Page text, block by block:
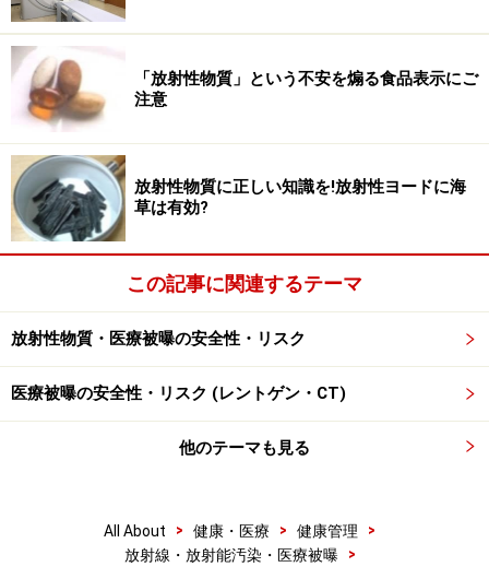
「放射性物質」という不安を煽る食品表示にご
注意
放射性物質に正しい知識を!放射性ヨードに海
草は有効?
この記事に関連するテーマ
放射性物質・医療被曝の安全性・リスク
医療被曝の安全性・リスク (レントゲン・CT)
他のテーマも見る
All About > 健康・医療 > 健康管理
>
放射線・放射能汚染・医療被曝
>